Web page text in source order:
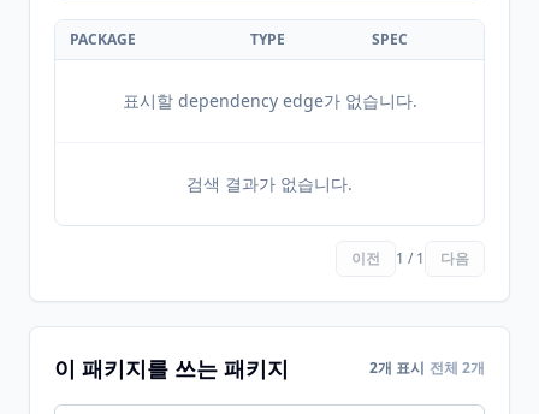
PACKAGE TYPE SPEC
표시할 dependency edge가 없습니다.
검색 결과가 없습니다.
이전 1 / 1 다음
이 패키지를 쓰는 패키지 2개 표시 전체 2개